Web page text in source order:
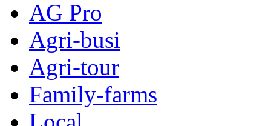
AG Pro
Agri-busi
Agri-tour
Family-farms